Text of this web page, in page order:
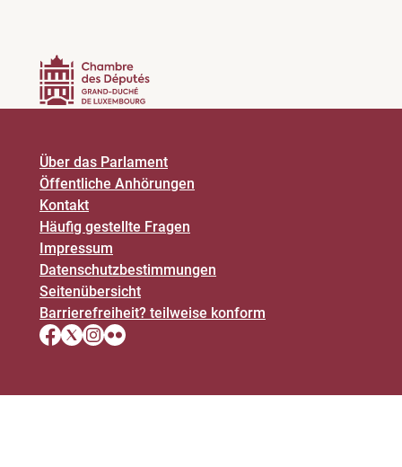
Über das Parlament
Öffentliche Anhörungen
Kontakt
Häufig gestellte Fragen
Impressum
Datenschutz­bestimmungen
Seitenübersicht
Barrierefreiheit? teilweise konform